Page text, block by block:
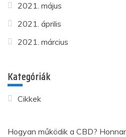
2021. május
2021. április
2021. március
Kategóriák
Cikkek
Hogyan működik a CBD?